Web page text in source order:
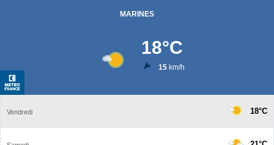
MARINES
18°C
15km/h
Vendredi 18°C